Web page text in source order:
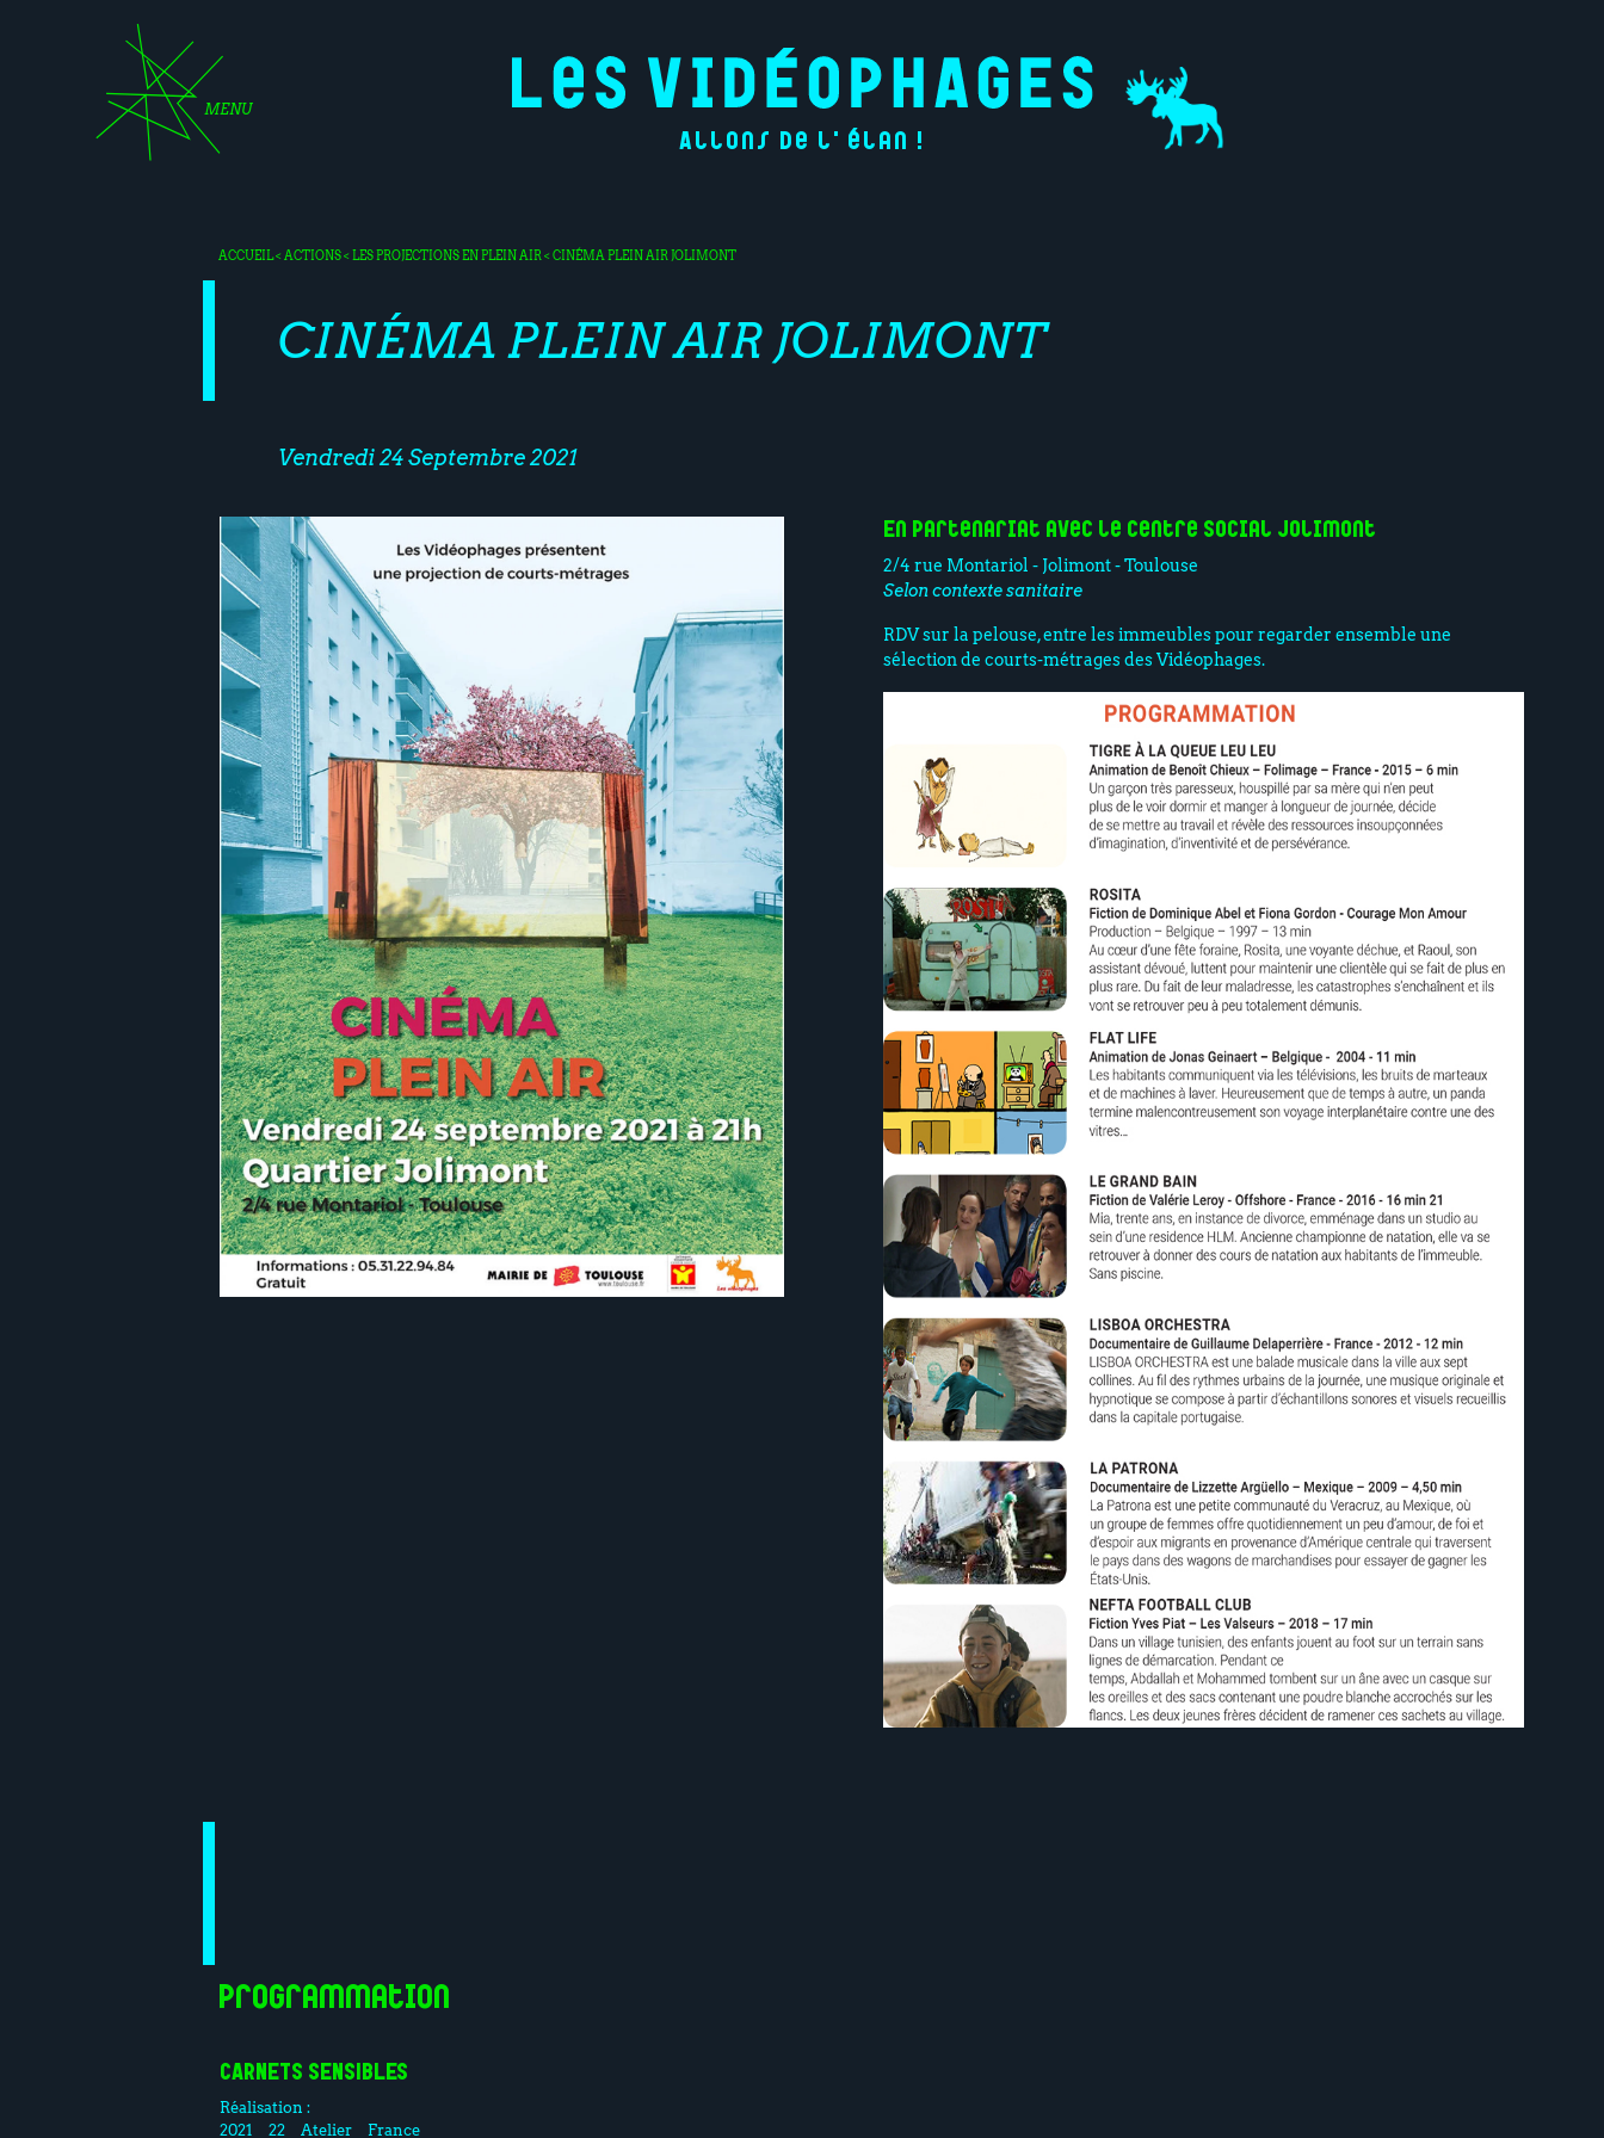
MENU
Allons de l'élan !
ACCUEIL<ACTIONS<LES PROJECTIONS EN PLEIN AIR< CINÉMA PLEIN AIR JOLIMONT
CINÉMA PLEIN AIR JOLIMONT
Vendredi 24 Septembre 2021
En partenariat avec le Centre Social Jolimont
2/4 rue Montariol - Jolimont - Toulouse
Selon contexte sanitaire
RDV sur la pelouse, entre les immeubles pour regarder ensemble une
sélection de courts-métrages des Vidéophages.
Programmation
CARNETS SENSIBLES
Réalisation :
2021
22 Atelier France